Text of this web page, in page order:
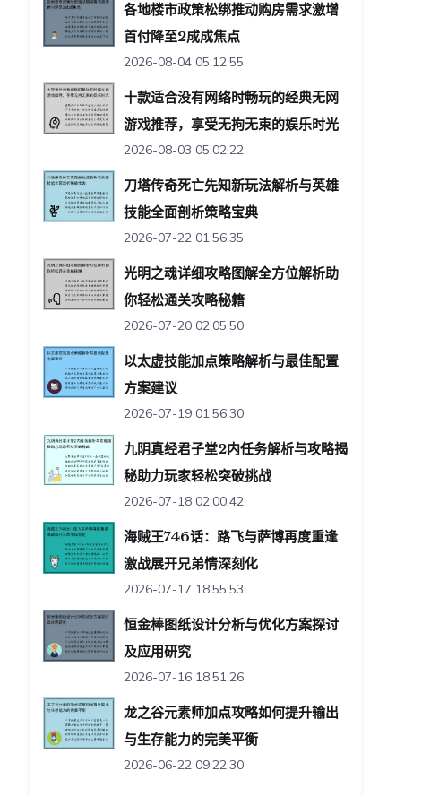
各地楼市政策松绑推动购房需求激增
首付降至2成成焦点
2026-08-04 05:12:55
十款适合没有网络时畅玩的经典无网
游戏推荐，享受无拘无束的娱乐时光
2026-08-03 05:02:22
刀塔传奇死亡先知新玩法解析与英雄
技能全面剖析策略宝典
2026-07-22 01:56:35
光明之魂详细攻略图解全方位解析助
你轻松通关攻略秘籍
2026-07-20 02:05:50
以太虚技能加点策略解析与最佳配置
方案建议
2026-07-19 01:56:30
九阴真经君子堂2内任务解析与攻略揭
秘助力玩家轻松突破挑战
2026-07-18 02:00:42
海贼王746话：路飞与萨博再度重逢
激战展开兄弟情深刻化
2026-07-17 18:55:53
恒金棒图纸设计分析与优化方案探讨
及应用研究
2026-07-16 18:51:26
龙之谷元素师加点攻略如何提升输出
与生存能力的完美平衡
2026-06-22 09:22:30